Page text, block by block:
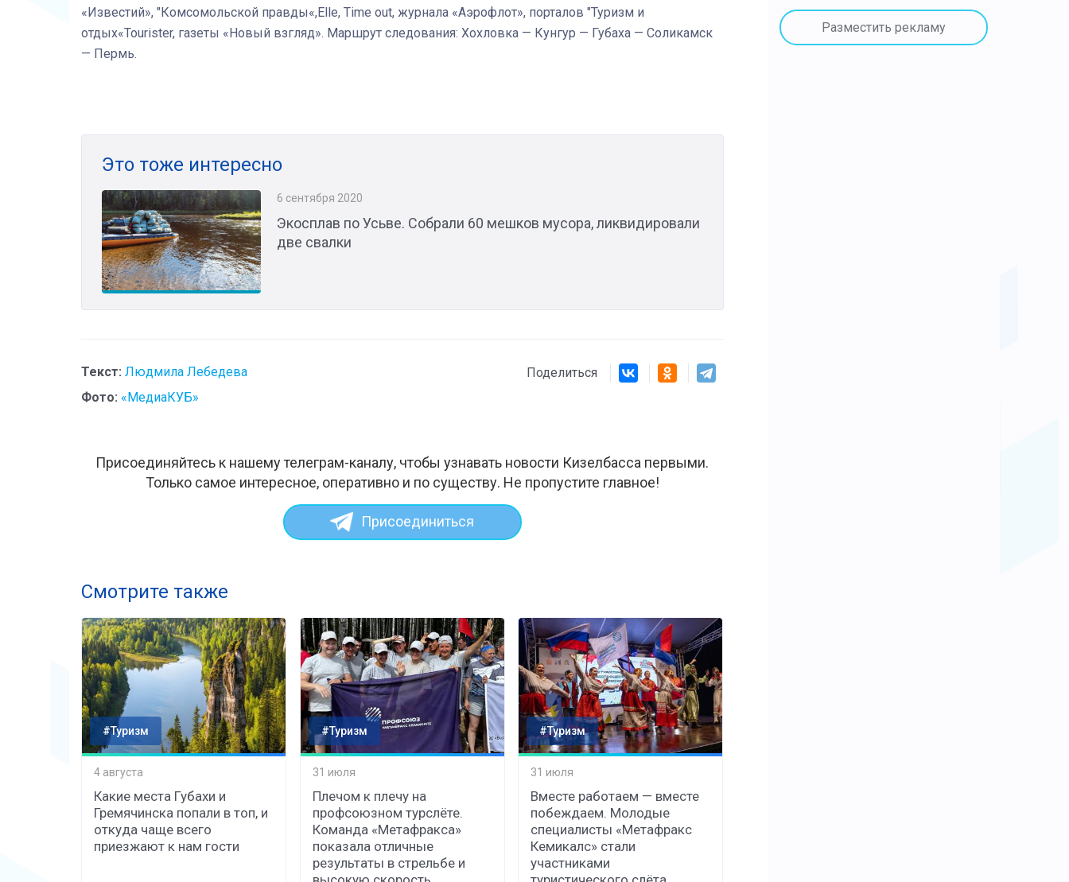
«Известий», "Комсомольской правды«,Elle, Time out, журнала «Аэрофлот», порталов "Туризм и
отдых«Tourister, газеты «Новый взгляд». Маршрут следования: Хохловка — Кунгур — Губаха — Соликамск
— Пермь.
Это тоже интересно
6 сентября 2020
Экосплав по Усьве. Собрали 60 мешков мусора, ликвидировали
две свалки
Текст: Людмила Лебедева
Фото: «МедиаКУБ»
Поделиться
Присоединяйтесь к нашему телеграм-каналу, чтобы узнавать новости Кизелбасса первыми.
Только самое интересное, оперативно и по существу. Не пропустите главное!
Присоединиться
Смотрите также
#Туризм
4 августа
Какие места Губахи и
Гремячинска попали в топ, и
откуда чаще всего
приезжают к нам гости
#Туризм
31 июля
Плечом к плечу на
профсоюзном турслёте.
Команда «Метафракса»
показала отличные
результаты в стрельбе и
#Туризм
31 июля
Вместе работаем — вместе
побеждаем. Молодые
специалисты «Метафракс
Кемикалс» стали
участниками
Разместить рекламу